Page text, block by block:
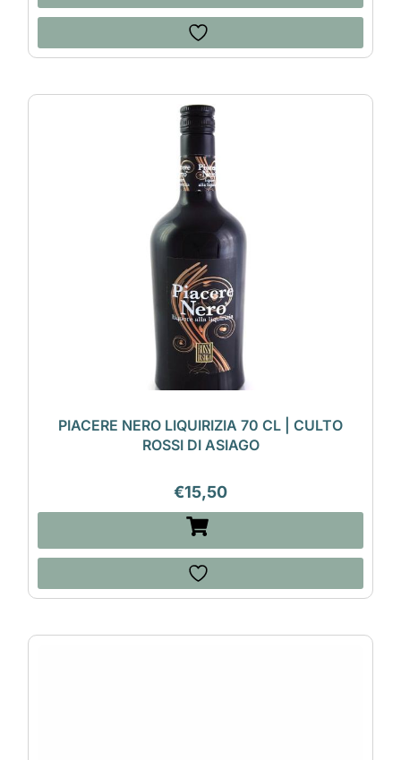
PIACERE NERO LIQUIRIZIA 70 CL | CULTO
ROSSI DI ASIAGO
€15,50